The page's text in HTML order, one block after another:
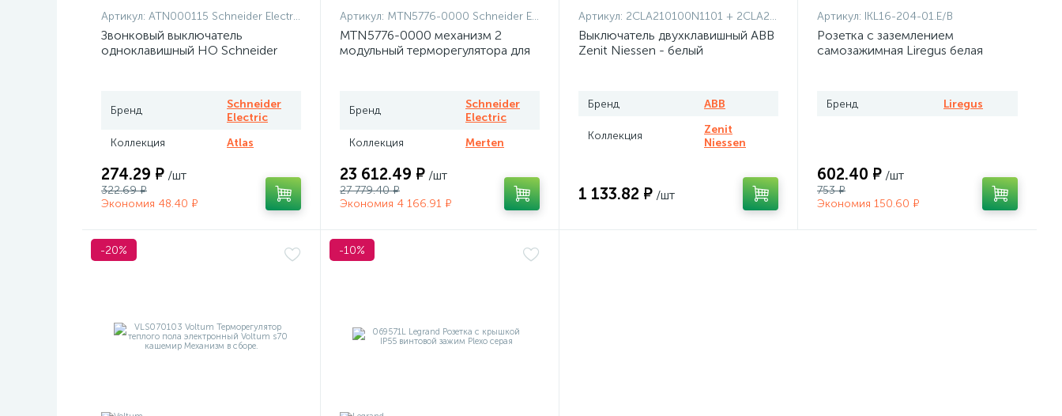
Артикул: ATN000115 Schneider Electric
Звонковый выключатель
одноклавишный НО Schneider
Бренд
Schneider
Electric
Коллекция
Atlas
274.29 ₽ /шт
322.69 ₽
Экономия 48.40 ₽
Артикул: MTN5776-0000 Schneider Electric
MTN5776-0000 механизм 2
модульный терморегулятора для
Бренд
Schneider
Electric
Коллекция
Merten
23 612.49 ₽ /шт
27 779.40 ₽
Экономия 4 166.91 ₽
Артикул: 2CLA210100N1101 + 2CLA210100N1101 + 2CLA227190N1001
Выключатель двухклавишный ABB
Zenit Niessen - белый
Бренд ABB
Коллекция
Zenit
Niessen
1 133.82 ₽ /шт
Артикул: IKL16-204-01.E/B
Розетка с заземлением
самозажимная Liregus белая
Бренд Liregus
602.40 ₽ /шт
753 ₽
Экономия 150.60 ₽
-20% -10%